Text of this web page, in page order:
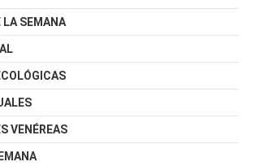
SEMANA
VENÉREAS